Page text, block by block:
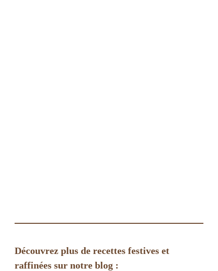
Découvrez plus de recettes festives et
raffinées sur notre blog :